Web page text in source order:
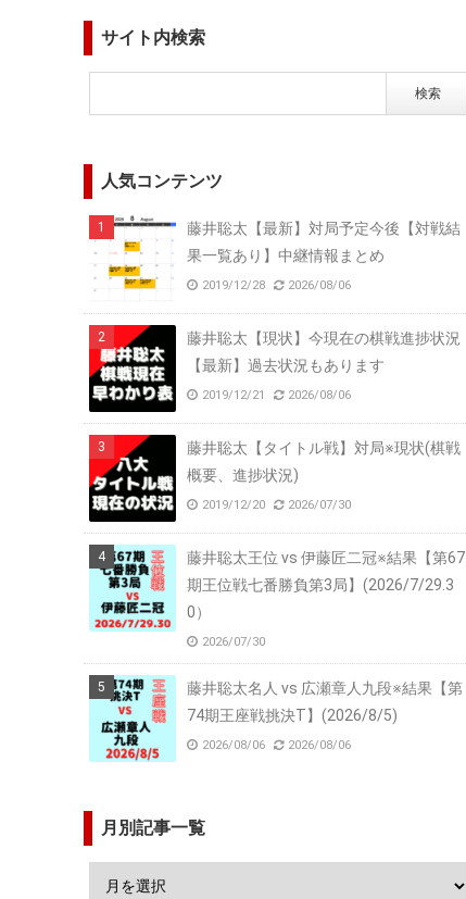
サイト内検索
人気コンテンツ
藤井聡太【最新】対局予定今後【対戦結
果一覧あり】中継情報まとめ
2019/12/28 2026/08/06
藤井聡太【現状】今現在の棋戦進捗状況
【最新】過去状況もあります
2019/12/21 2026/08/06
藤井聡太【タイトル戦】対局※現状(棋戦
概要、進捗状況)
2019/12/20 2026/07/30
藤井聡太王位 vs 伊藤匠二冠※結果【第67
期王位戦七番勝負第3局】(2026/7/29.3
0）
2026/07/30
藤井聡太名人 vs 広瀬章人九段※結果【第
74期王座戦挑決T】(2026/8/5)
2026/08/06 2026/08/06
月別記事一覧